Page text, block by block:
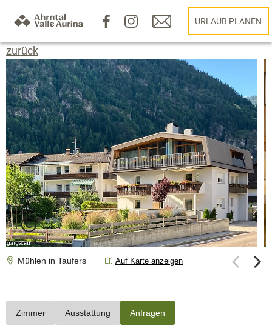
URLAUB PLANEN
zurück